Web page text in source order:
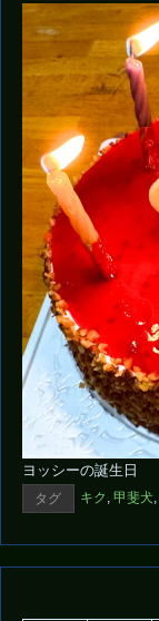
ヨッシーの誕生日
タグ
キク 甲斐犬